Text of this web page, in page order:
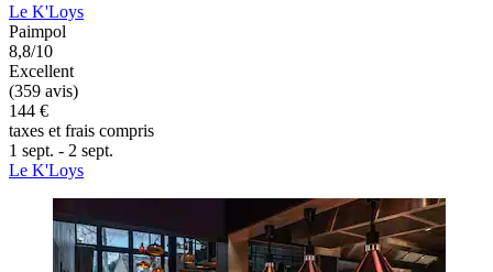
Le K'Loys
Paimpol
8,8/10
Excellent
(359 avis)
144 €
taxes et frais compris
1 sept. - 2 sept.
Le K'Loys